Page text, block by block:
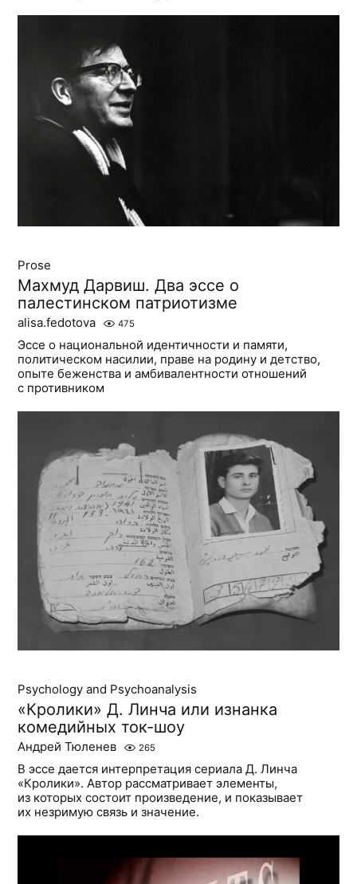
Prose
Махмуд Дарвиш. Два эссе о
палестинском патриотизме
alisa.fedotova 475
Эссе о национальной идентичности и памяти,
политическом насилии, праве на родину и детство,
опыте беженства и амбивалентности отношений
с противником
Psychology and Psychoanalysis
«Кролики» Д. Линча или изнанка
комедийных ток-шоу
Андрей Тюленев 265
В эссе дается интерпретация сериала Д. Линча
«Кролики». Автор рассматривает элементы,
из которых состоит произведение, и показывает
их незримую связь и значение.